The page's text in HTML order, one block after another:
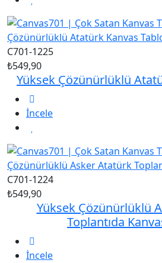
C701-1225
₺549,90
Yüksek Çözünürlüklü
İncele
C701-1224
₺549,90
Yüksek Çözünürlüklü
Toplantıda
İncele